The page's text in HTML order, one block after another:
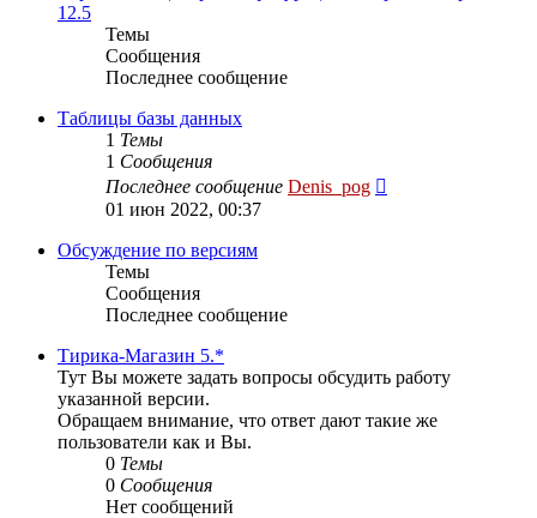
12.5
Темы
Сообщения
Последнее сообщение
Таблицы базы данных
1 Темы
1 Сообщения
Последнее сообщение Denis_pog
01 июн 2022, 00:37
Обсуждение по версиям
Темы
Сообщения
Последнее сообщение
Тирика-Магазин 5.*
Тут Вы можете задать вопросы обсудить работу
указанной версии.
Обращаем внимание, что ответ дают такие же
пользователи как и Вы.
0 Темы
0 Сообщения
Нет сообщений